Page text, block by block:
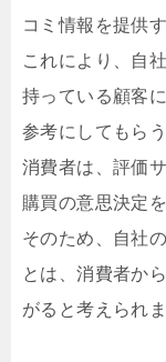
コミ情報を提供
これにより、自
持っている顧客
参考にしてもら
消費者は、評価
購買の意思決定
そのため、自社
とは、消費者か
がると考えられま